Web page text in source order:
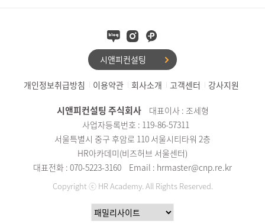
시앤피컨설팅
개인정보취급방침 이용약관 회사소개 고객센터 강사지원
시앤피컨설팅 주식회사
대표이사 : 조세형
사업자등록번호 : 119-86-57311
서울특별시 중구 후암로 110 서울시티타워 2층
HR아카데미(비즈허브 서울센터)
대표전화 : 070-5223-3160
Email : hrmaster@cnp.re.kr
Copyright ⓒ HR Academy. All Rights Reserved.